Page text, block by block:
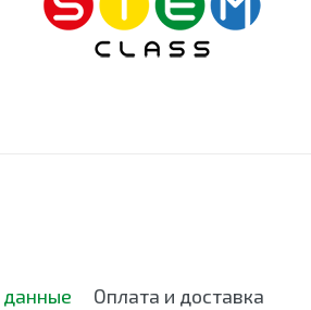
Оплата и доставка